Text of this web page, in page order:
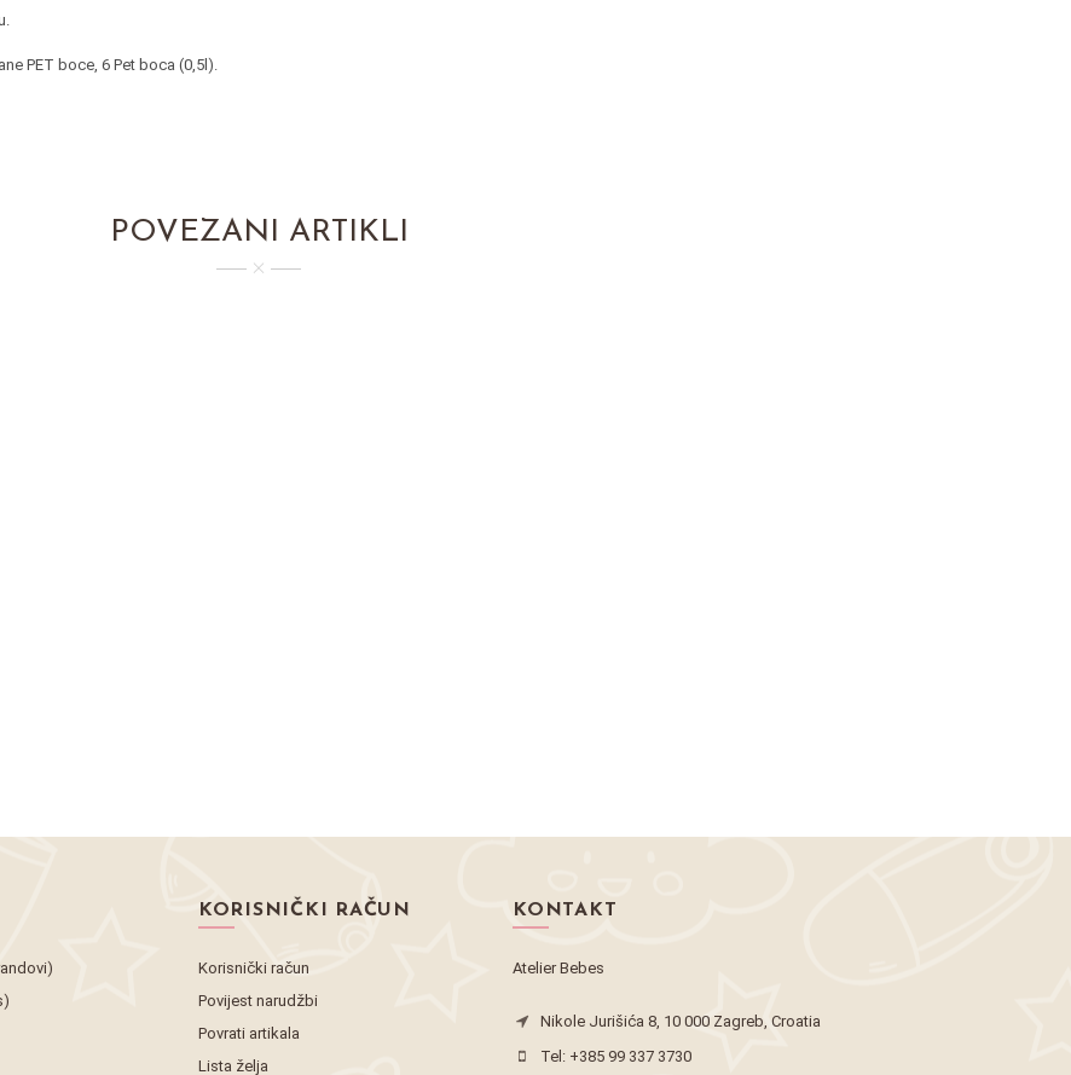
PET boce, 6 Pet boca (0,5l).
POVEZANI ARTIKLI
KORISNIČKI RAČUN
Korisnički račun
Povijest narudžbi
Povrati artikala
Lista želja
KONTAKT
Atelier Bebes
Nikole Jurišića 8, 10 000 Zagreb, Croatia
Tel: +385 99 337 3730